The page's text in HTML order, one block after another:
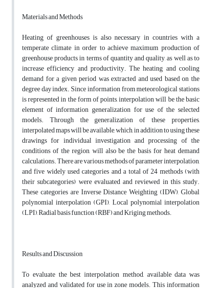
Materials and Methods
Heating of greenhouses is also necessary in countries with a
temperate climate in order to achieve maximum production of
greenhouse products in terms of quantity and quality, as well as to
increase efficiency and productivity. The heating and cooling
demand for a given period was extracted and used based on the
degree day index. Since information from meteorological stations
is represented in the form of points, interpolation will be the basic
element of information generalization for use of the selected
models. Through the generalization of these properties,
interpolated maps will be available, which, in addition to using these
drawings for individual investigation and processing of the
conditions of the region, will also be the basis for heat demand
calculations. There are various methods of parameter interpolation,
and five widely used categories and a total of 24 methods (with
their subcategories) were evaluated and reviewed in this study.
These categories are Inverse Distance Weighting (IDW), Global
polynomial interpolation (GPI), Local polynomial interpolation
(LPI), Radial basis function (RBF) and Kriging methods.
Results and Discussion
To evaluate the best interpolation method, available data was
analyzed and validated for use in zone models. This information